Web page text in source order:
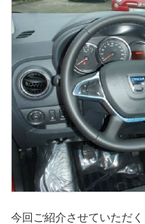
今回ご紹介させていただ